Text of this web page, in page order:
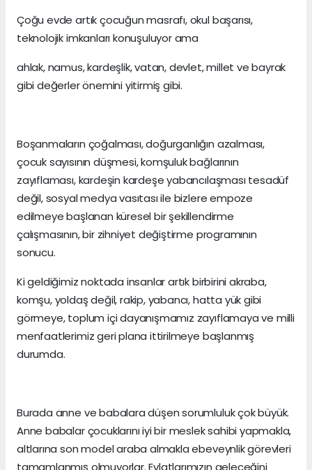
Çoğu evde artık çocuğun masrafı, okul başarısı,
teknolojik imkanları konuşuluyor ama
ahlak, namus, kardeşlik, vatan, devlet, millet ve bayrak
gibi değerler önemini yitirmiş gibi.
Boşanmaların çoğalması, doğurganlığın azalması,
çocuk sayısının düşmesi, komşuluk bağlarının
zayıflaması, kardeşin kardeşe yabancılaşması tesadüf
değil, sosyal medya vasıtası ile bizlere empoze
edilmeye başlanan küresel bir şekillendirme
çalışmasının, bir zihniyet değiştirme programının
sonucu.
Ki geldiğimiz noktada insanlar artık birbirini akraba,
komşu, yoldaş değil, rakip, yabancı, hatta yük gibi
görmeye, toplum içi dayanışmamız zayıflamaya ve milli
menfaatlerimiz geri plana ittirilmeye başlanmış
durumda.
Burada anne ve babalara düşen sorumluluk çok büyük.
Anne babalar çocuklarını iyi bir meslek sahibi yapmakla,
altlarına son model araba almakla ebeveynlik görevleri
tamamlanmış olmuyorlar. Evlatlarımızın geleceğini